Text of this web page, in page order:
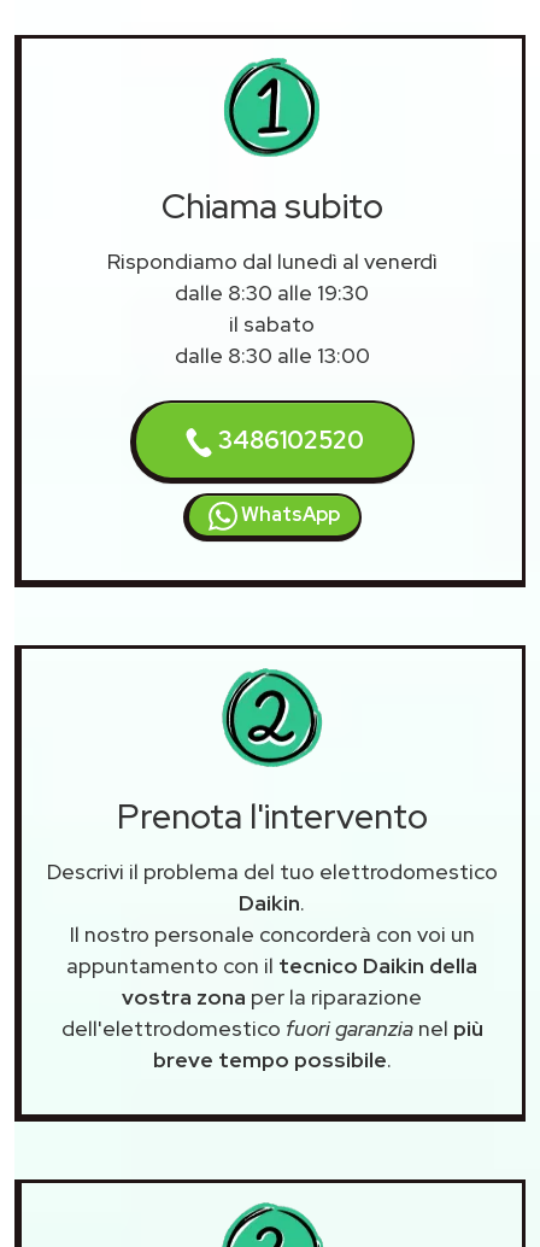
Chiama subito
Rispondiamo dal lunedì al venerdì
dalle 8:30 alle 19:30
il sabato
dalle 8:30 alle 13:00
3486102520
WhatsApp
Prenota l'intervento
Descrivi il problema del tuo elettrodomestico
Daikin.
Il nostro personale concorderà con voi un
appuntamento con il tecnico Daikin della
vostra zona per la riparazione
dell'elettrodomestico fuori garanzianel più
breve tempo possibile.